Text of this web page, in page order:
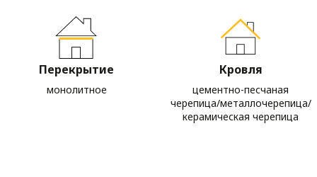
Перекрытие
монолитное
Кровля
цементно-песчаная
черепица/металлочерепица/
керамическая черепица